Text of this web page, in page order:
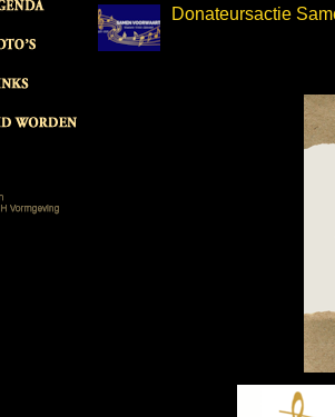
Donateursactie
Tweede deel van
De Reunie hij was